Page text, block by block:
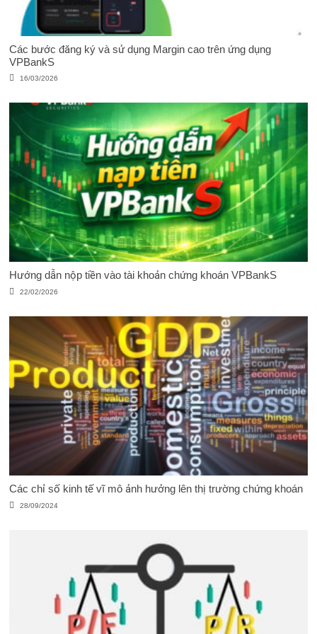
Các bước đăng ký và sử dụng Margin cao trên ứng dụng
VPBankS
16/03/2026
Hướng dẫn nộp tiền vào tài khoản chứng khoán VPBankS
22/02/2026
Các chỉ số kinh tế vĩ mô ảnh hưởng lên thị trường chứng khoán
28/09/2024